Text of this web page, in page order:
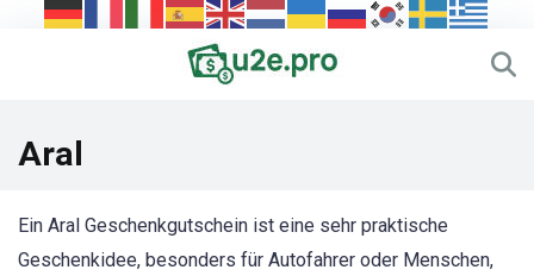
Aral
Ein Aral Geschenkgutschein ist eine sehr praktische
Geschenkidee, besonders für Autofahrer oder Menschen,